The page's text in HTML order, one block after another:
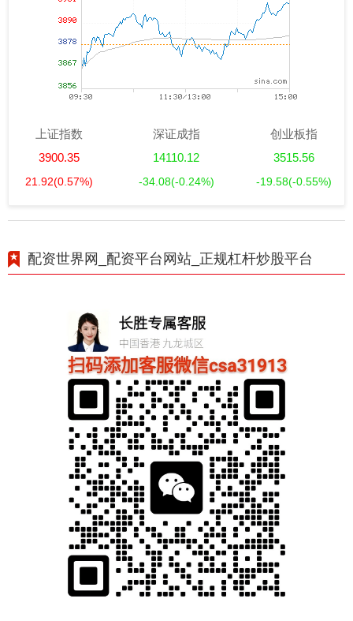
上证指数
3900.35
21.92(0.57%)
深证成指
14110.12
-34.08(-0.24%)
创业板指
3515.56
-19.58(-0.55%)
配资世界网_配资平台网站_正规杠杆炒股平台